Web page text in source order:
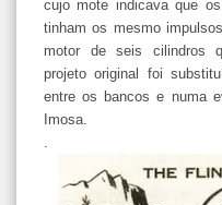
cujo mote indicava que
tinham os mesmo
motor de seis cilindros
projeto original foi
entre os bancos e numa
Imosa.
.